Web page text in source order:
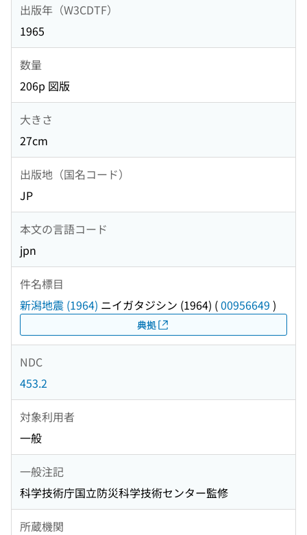
出版年（W3CDTF）
1965
数量
206p 図版
大きさ
27cm
出版地（国名コード）
JP
本文の言語コード
jpn
件名標目
新潟地震 (1964) ニイガタジシン (1964) (00956649 )
典拠
NDC
453.2
対象利用者
一般
一般注記
科学技術庁国立防災科学技術センター監修
所蔵機関